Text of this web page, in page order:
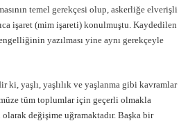
temel gerekçesi olup, askerliğe elverişli
işaret (mim işareti) konulmuştu. Kaydedilen
yazılması yine aynı gerekçeyle
ki, yaşlı, yaşlılık ve yaşlanma gibi kavramlar
tüm toplumlar için geçerli olmakla
değişime uğramaktadır. Başka bir